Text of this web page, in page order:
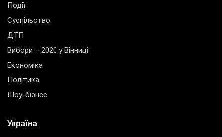
Події
Суспільство
ДТП
Вибори – 2020 у Вінниці
Економіка
Політика
Шоу-бізнес
Україна